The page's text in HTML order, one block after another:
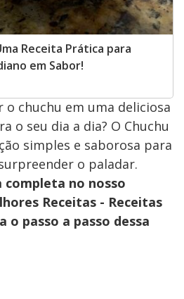
Receita Prática para
em Sabor!
chuchu em uma deliciosa
o seu dia a dia? O Chuchu
simples e saborosa para
o paladar.
no nosso
Receitas - Receitas
o passo a passo dessa